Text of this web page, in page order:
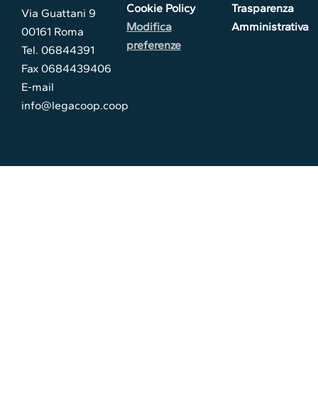
Via Guattani 9
00161 Roma
Tel. 06844391
Fax 0684439406
E-mail
info@legacoop.coop
Cookie Policy
Modifica
preferenze
Trasparenza
Amministrativa